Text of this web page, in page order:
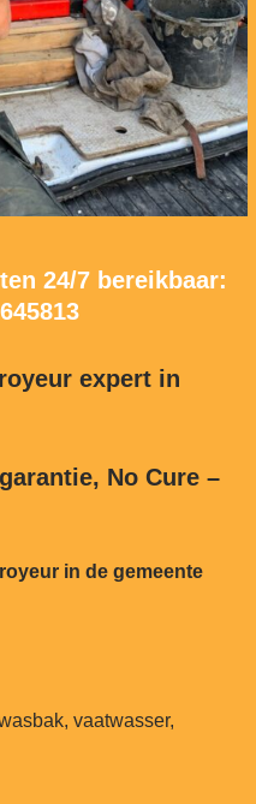
24/7 bereikbaar:
expert in
No Cure –
in de gemeente
vaatwasser,